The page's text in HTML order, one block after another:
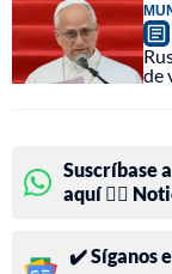
de
Suscríbase
aquí 👉🏻
✔️ Síganos